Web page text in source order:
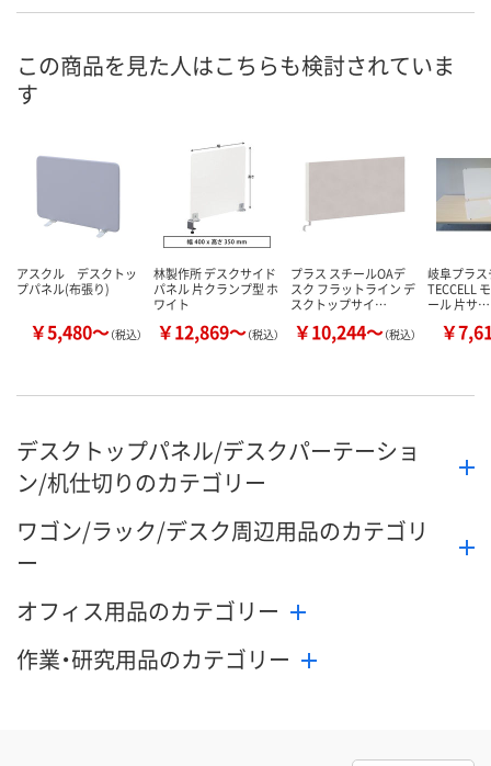
号
お届け日
数量
カ
この商品を見た人はこちらも検討されていま
す
アスクル デスクトッ
プパネル(布張り)
￥5,480～（税込）
林製作所 デスクサイド
パネル 片クランプ型 ホ
ワイト
￥12,869～（税込）
プラス スチールOAデ
スク フラットライン デ
スクトップサイ…
￥10,244～（税込）
岐阜プラ
TECCELL
ール 片サ…
￥
デスクトップパネル/デスクパーテーショ
ン/机仕切りのカテゴリー
ワゴン/ラック/デスク周辺用品のカテゴリ
ー
オフィス用品のカテゴリー
作業・研究用品のカテゴリー